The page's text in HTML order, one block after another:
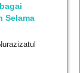
Selama